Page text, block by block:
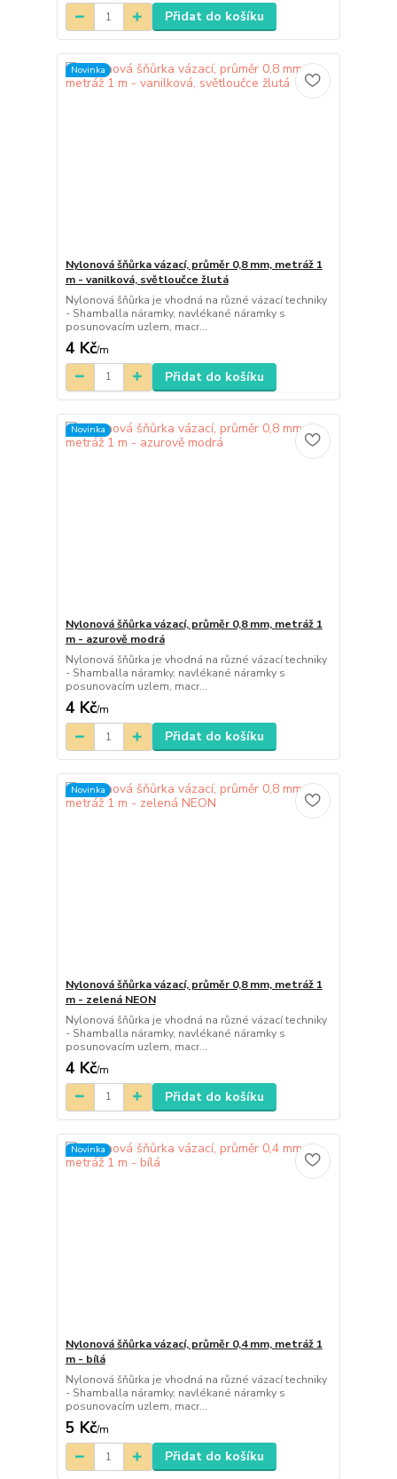
Přidat do košíku
Novinka
Nylonová šňůrka vázací, průměr 0,8 mm, metráž 1
m - vanilková, světloučce žlutá
Nylonová šňůrka je vhodná na různé vázací techniky
- Shamballa náramky, navlékané náramky s
posunovacím uzlem, macr...
4 Kč/m
Přidat do košíku
Novinka
Nylonová šňůrka vázací, průměr 0,8 mm, metráž 1
m - azurově modrá
Nylonová šňůrka je vhodná na různé vázací techniky
- Shamballa náramky, navlékané náramky s
posunovacím uzlem, macr...
4 Kč/m
Přidat do košíku
Novinka
Nylonová šňůrka vázací, průměr 0,8 mm, metráž 1
m - zelená NEON
Nylonová šňůrka je vhodná na různé vázací techniky
- Shamballa náramky, navlékané náramky s
posunovacím uzlem, macr...
4 Kč/m
Přidat do košíku
Novinka
Nylonová šňůrka vázací, průměr 0,4 mm, metráž 1
m - bílá
Nylonová šňůrka je vhodná na různé vázací techniky
- Shamballa náramky, navlékané náramky s
posunovacím uzlem, macr...
5 Kč/m
Přidat do košíku